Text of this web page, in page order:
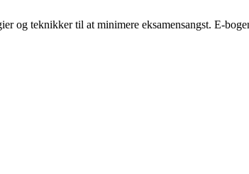
og teknikker til at minimere eksamensangst. E-